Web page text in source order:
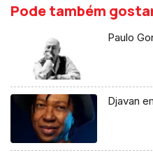
Pode também
Paulo
Djavan